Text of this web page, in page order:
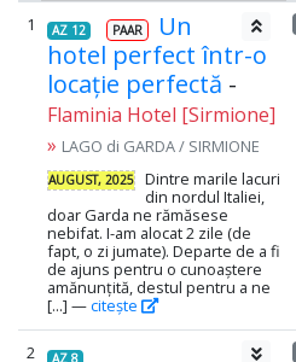
1 AZ 12 PAAR
Un
hotel perfect într-o
locație perfectă -
Flaminia Hotel [Sirmione]
» LAGO di GARDA / SIRMIONE
AUGUST, 2025
Dintre marile lacuri
din nordul Italiei,
doar Garda ne rămăsese
nebifat. I-am alocat 2 zile (de
fapt, o zi jumate). Departe de a fi
de ajuns pentru o cunoaștere
amănunțită, destul pentru a ne
[...] —citește
2 AZ 8